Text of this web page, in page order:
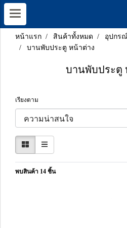
หน้าแรก สินค้าทั้งหมด
อุปกร
บานพับประตู หน้าต่าง
บานพับประตู
เรียงตาม
พบสินค้า 14 ชิ้น